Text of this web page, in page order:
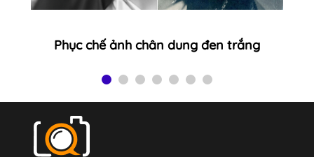
Phục chế ảnh chân dung đen trắng